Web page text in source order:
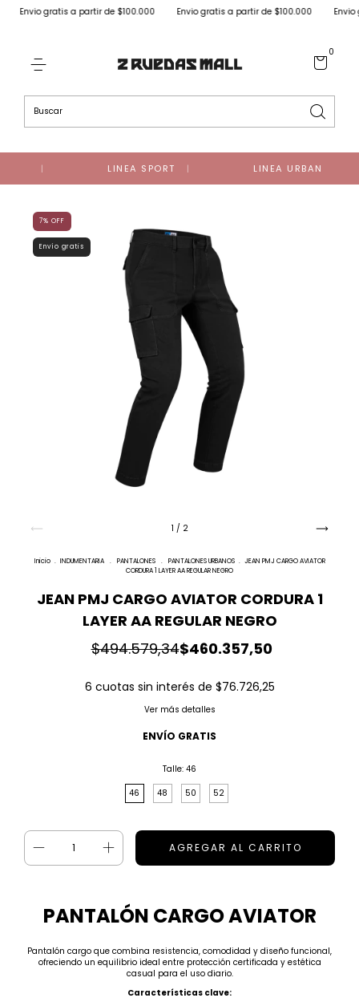
Envio gratis a partir de $100.000 Envio gratis a partir de $100.000 Envio
0
LINEA SPORT LINEA URBAN
7% OFF
Envío gratis
1 / 2
Inicio . INDUMENTARIA . PANTALONES . PANTALONES URBANOS . JEAN PMJ CARGO AVIATOR
CORDURA 1 LAYER AA REGULAR NEGRO
JEAN PMJ CARGO AVIATOR CORDURA 1
LAYER AA REGULAR NEGRO
$460.357,50
$494.579,34
6 cuotas sin interés de $76.726,25
Ver más detalles
ENVÍO GRATIS
Talle: 46
46
48 50 52
PANTALÓN CARGO AVIATOR
Pantalón cargo que combina resistencia, comodidad y diseño funcional,
ofreciendo un equilibrio ideal entre protección certificada y estética
casual para el uso diario.
Características clave: